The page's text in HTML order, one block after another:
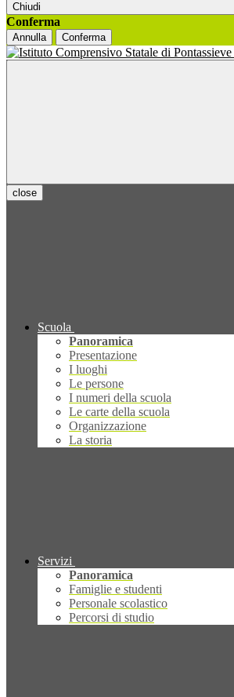
Chiudi
Conferma
Annulla Conferma
close
Scuola
Panoramica
Presentazione
I luoghi
Le persone
I numeri della scuola
Le carte della scuola
Organizzazione
La storia
Servizi
Panoramica
Famiglie e studenti
Personale scolastico
Percorsi di studio